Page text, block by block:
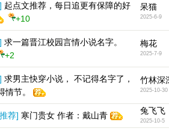
起点文推荐，每日追更有保障的好
+10
呆猫
2025-6-9
] 求一篇晋江校园言情小说名字。
+2
梅花
2025-7-9
] 求男主快穿小说， 不记得名字了，
情节。
竹林深
2025-10-30
荐] 寒门贵女 作者：戴山青 兔飞飞
2025-10-5